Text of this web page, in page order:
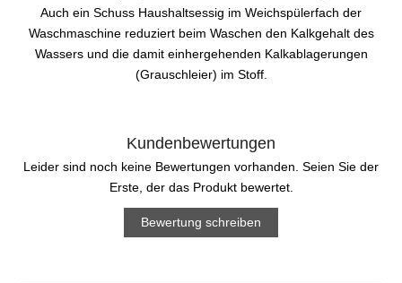
Auch ein Schuss Haushaltsessig im Weichspülerfach der
Waschmaschine reduziert beim Waschen den Kalkgehalt des
Wassers und die damit einhergehenden Kalkablagerungen
(Grauschleier) im Stoff.
Kundenbewertungen
Leider sind noch keine Bewertungen vorhanden. Seien Sie der
Erste, der das Produkt bewertet.
Bewertung schreiben